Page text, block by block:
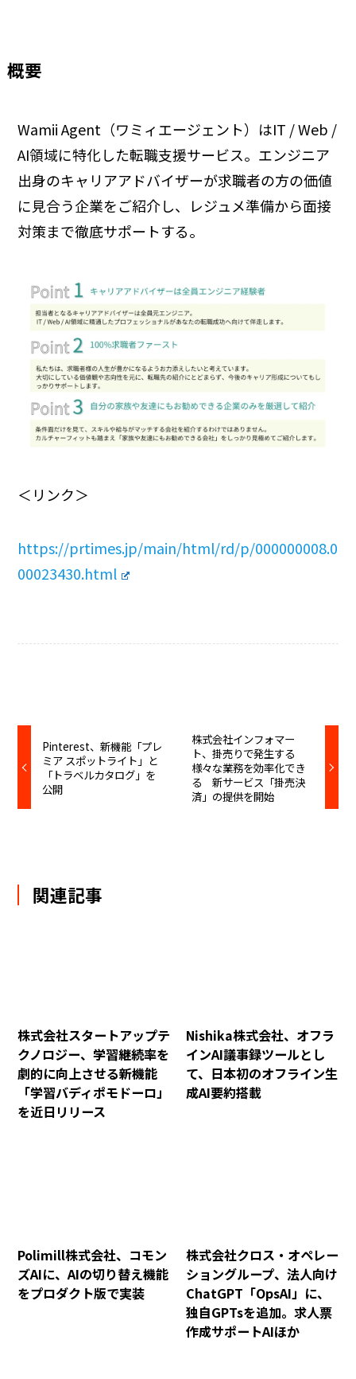
概要
Wamii Agent（ワミィエージェント）はIT / Web /
AI領域に特化した転職支援サービス。エンジニア
出身のキャリアアドバイザーが求職者の方の価値
に見合う企業をご紹介し、レジュメ準備から面接
対策まで徹底サポートする。
＜リンク＞
https://prtimes.jp/main/html/rd/p/000000008.0
00023430.html
Pinterest、新機能「プレ
ミア スポットライト」と
「トラベルカタログ」を
公開
株式会社インフォマー
ト、掛売りで発生する
様々な業務を効率化でき
る 新サービス「掛売決
済」の提供を開始
関連記事
株式会社スタートアップテ
クノロジー、学習継続率を
劇的に向上させる新機能
「学習バディポモドーロ」
を近日リリース
Nishika株式会社、オフラ
インAI議事録ツールとし
て、日本初のオフライン生
成AI要約搭載
Polimill株式会社、コモン
ズAIに、AIの切り替え機能
をプロダクト版で実装
株式会社クロス・オペレー
ショングループ、法人向け
ChatGPT「OpsAI」に、
独自GPTsを追加。求人票
作成サポートAIほか